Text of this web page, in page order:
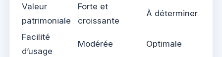
Valeur
patrimoniale
Forte et
croissante
À déterminer
Facilité
d’usage
Modérée Optimale